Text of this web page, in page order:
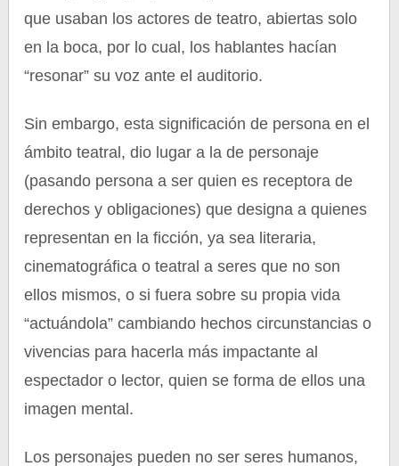
que usaban los actores de teatro, abiertas solo
en la boca, por lo cual, los hablantes hacían
“resonar” su voz ante el auditorio.
Sin embargo, esta significación de persona en el
ámbito teatral, dio lugar a la de personaje
(pasando persona a ser quien es receptora de
derechos y obligaciones) que designa a quienes
representan en la ficción, ya sea literaria,
cinematográfica o teatral a seres que no son
ellos mismos, o si fuera sobre su propia vida
“actuándola” cambiando hechos circunstancias o
vivencias para hacerla más impactante al
espectador o lector, quien se forma de ellos una
imagen mental.
Los personajes pueden no ser seres humanos,